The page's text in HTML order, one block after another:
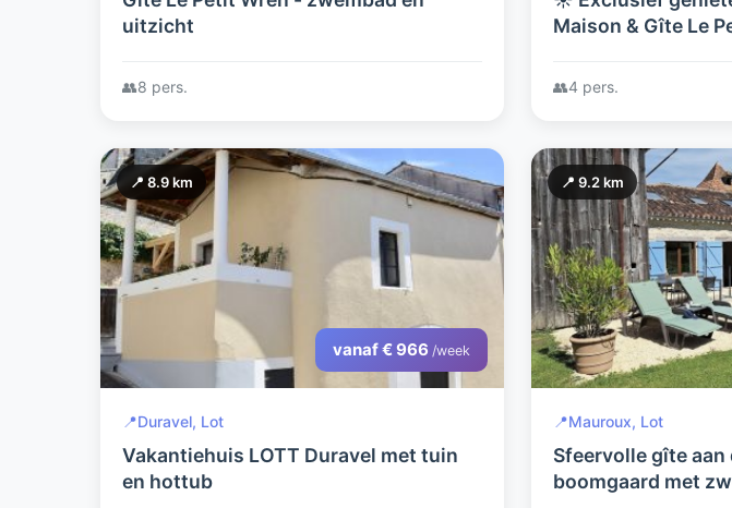
uitzicht
👥8 pers.
Maison & Gîte Le
👥4 pers.
📍 8.9 km
vanaf € 966 /week
📍Duravel, Lot
Vakantiehuis LOTT Duravel met tuin
en hottub
📍 9.2 km
📍Mauroux, Lot
Sfeervolle gîte aan
boomgaard met